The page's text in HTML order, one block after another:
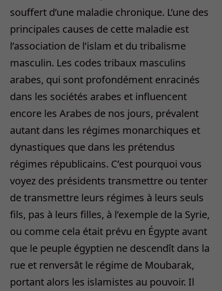
souffert d’une maladie chronique. L’une des
principales causes de cette maladie est
l’association de l’islam et du tribalisme
masculin. Les codes tribaux masculins
arabes, qui sont profondément enracinés
dans les sociétés arabes et influencent
encore les Arabes de nos jours, prévalent
autant dans les régimes monarchiques et
dynastiques que dans les prétendus
régimes républicains. C’est pourquoi vous
voyez des présidents transmettre ou tenter
de transmettre leurs régimes à leurs seuls
fils, pas à leurs filles, à l’exemple de la Syrie,
ou comme cela était prévu en Égypte avant
que le peuple égyptien ne descendît dans la
rue et renversât le régime de Moubarak,
portant alors les islamistes au pouvoir. Il